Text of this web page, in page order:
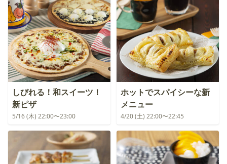
しびれる！和スイーツ！
新ピザ
5/16 (木) 22:00〜23:00
ホットでスパイシーな新
メニュー
4/20 (土) 22:00〜22:45